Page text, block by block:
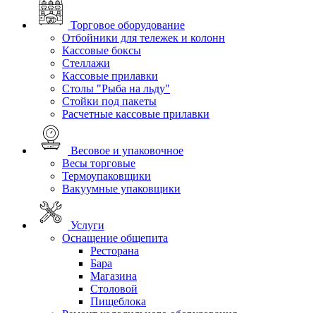
Торговое оборудование
Отбойники для тележек и колонн
Кассовые боксы
Стеллажи
Кассовые прилавки
Столы "Рыба на льду"
Стойки под пакеты
Расчетные кассовые прилавки
Весовое и упаковочное
Весы торговые
Термоупаковщики
Вакуумные упаковщики
Услуги
Оснащение общепита
Ресторана
Бара
Магазина
Столовой
Пищеблока